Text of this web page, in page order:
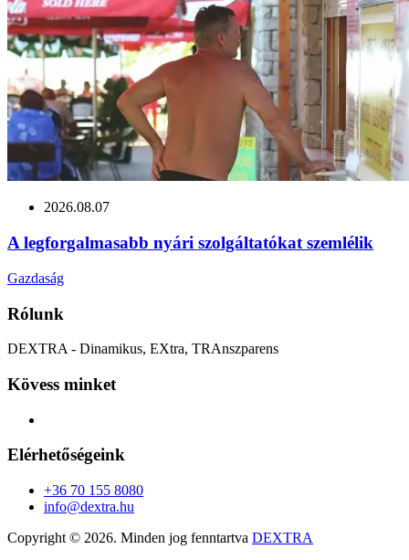
2026.08.07
A legforgalmasabb nyári szolgáltatókat szemlélik
Gazdaság
Rólunk
DEXTRA - Dinamikus, EXtra, TRAnszparens
Kövess minket
Elérhetőségeink
+36 70 155 8080
info@dextra.hu
Copyright © 2026. Minden jog fenntartva DEXTRA